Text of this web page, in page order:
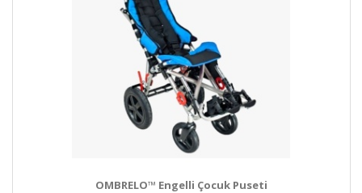
OMBRELO™ Engelli Çocuk Puseti